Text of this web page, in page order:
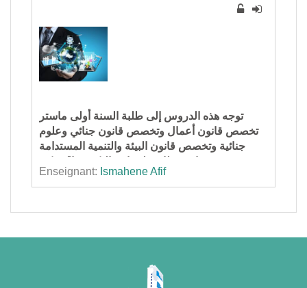
توجه هذه الدروس إلى طلبة السنة أولى ماستر
تخصص قانون أعمال وتخصص قانون جنائي وعلوم
جنائية وتخصص قانون البيئة والتنمية المستدامة
الطالب من فهم تكنولوجيا الاعلام والاتصال
والاحاطة بكل الجوانب المتعلقة بها، مع الاشارة إلى
Enseignant: Ismahene Afif